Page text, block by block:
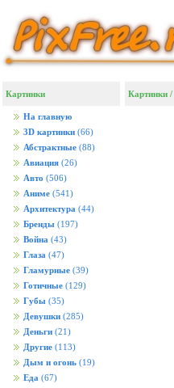
Картинки
На главную
3D картинки (66)
Абстрактные (88)
Авиация (26)
Авто (506)
Аниме (541)
Архитектура (44)
Бренды (197)
Война (43)
Глаза (47)
Гламурные (39)
Готичные (129)
Губы (35)
Девушки (285)
Деньги (21)
Другие (113)
Дым и огонь (19)
Еда (67)
Картинки /